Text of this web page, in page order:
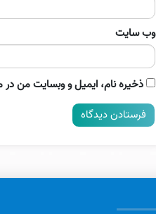
وب‌ سایت
ذخیره نام، ایمیل و وبسایت من در